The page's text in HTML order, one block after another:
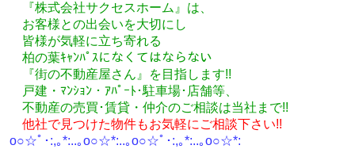
『株式会社サクセスホーム』は、
お客様との出会いを大切にし
皆様が気軽に立ち寄れる
柏の葉ｷｬﾝﾊﾟｽになくてはならない
『街の不動産屋さん』を目指します!!
戸建・ﾏﾝｼｮﾝ・ｱﾊﾟｰﾄ･駐車場･店舗等、
不動産の売買･賃貸・仲介のご相談は当社まで!!
他社で見つけた物件もお気軽にご相談下さい!!
o○☆ﾟ･:,｡*:..｡o○☆*:..｡o○☆ﾟ･:,｡*:..｡o○☆*: